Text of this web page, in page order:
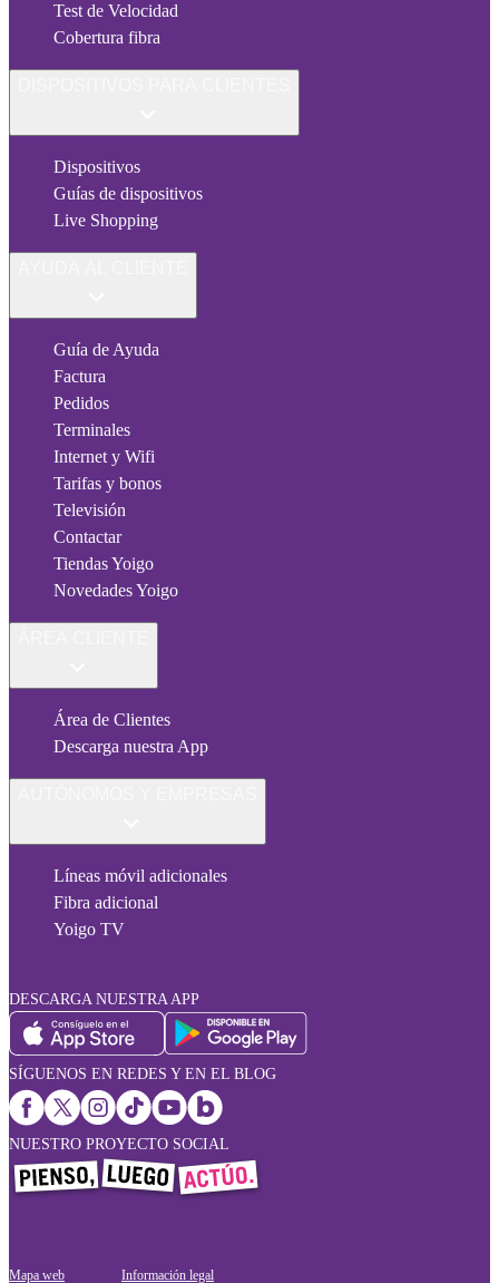
Test de Velocidad
Cobertura fibra
Dispositivos
Guías de dispositivos
Live Shopping
Guía de Ayuda
Factura
Pedidos
Terminales
Internet y Wifi
Tarifas y bonos
Televisión
Contactar
Tiendas Yoigo
Novedades Yoigo
Área de Clientes
Descarga nuestra App
Líneas móvil adicionales
Fibra adicional
Yoigo TV
DESCARGA NUESTRA APP
SÍGUENOS EN REDES Y EN EL BLOG
NUESTRO PROYECTO SOCIAL
Mapa web Información legal